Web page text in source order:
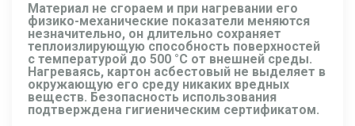
Материал не сгораем и при нагревании его
физико-механические показатели меняются
незначительно, он длительно сохраняет
теплоизлирующую способность поверхностей
с температурой до 500 °С от внешней среды.
Нагреваясь, картон асбестовый не выделяет в
окружающую его среду никаких вредных
веществ. Безопасность использования
подтверждена гигиеническим сертификатом.